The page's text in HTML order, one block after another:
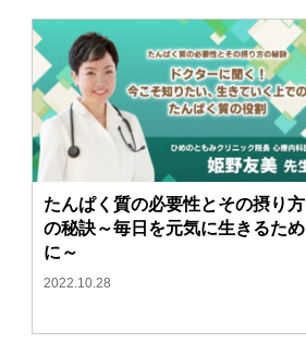
たんぱく質の必要性とその摂り方
の秘訣～毎日を元気に生きるため
に～
2022.10.28